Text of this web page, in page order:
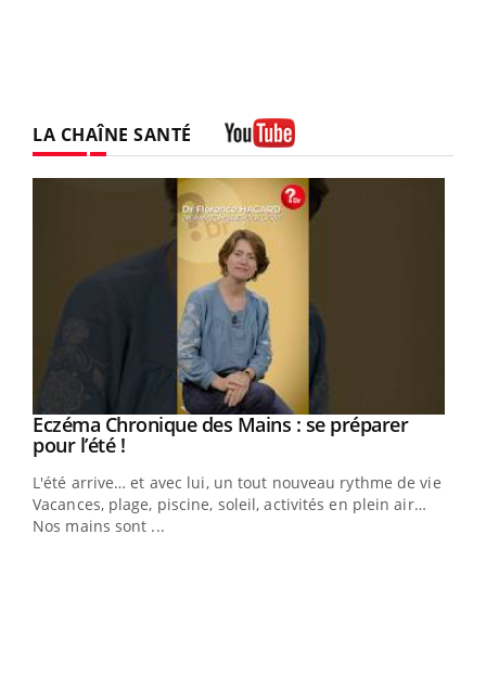
LA CHAÎNE SANTÉ
Youtube
Eczéma Chronique des Mains : se préparer
pour l’été !Youtube
L'été arrive… et avec lui, un tout nouveau rythme de vie !
Vacances, plage, piscine, soleil, activités en plein air…
Nos mains sont ...